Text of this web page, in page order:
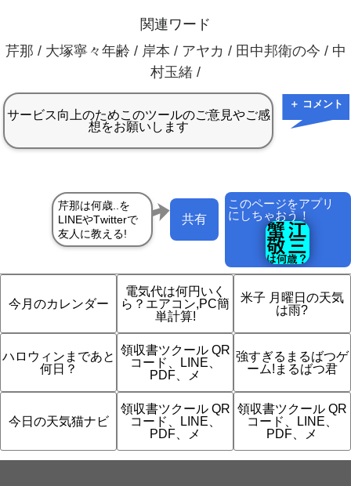
関連ワード
芹那 / 大塚寧々年齢 / 岸本 / アヤカ / 田中邦衛の今 / 中
村玉緒 /
＋ コメント
このページをアプリ
にしちゃおう！
共有
今月のカレンダー
電気代は何円いく
ら？エアコン,PC簡
単計算!
米子 月曜日の天気
は雨?
ハロウィンまであと
何日？
領収書ツクール QR
コード、LINE、
PDF、メ
強すぎるまるばつゲ
ーム!まるばつ君
今日の天気猫ナビ
領収書ツクール QR
コード、LINE、
PDF、メ
領収書ツクール QR
コード、LINE、
PDF、メ